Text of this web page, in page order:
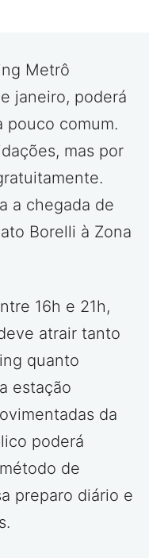
Metrô
janeiro, poderá
pouco comum.
mas por
a chegada de
Borelli à Zona
16h e 21h,
atrair tanto
quanto
estação
da
poderá
de
preparo diário e